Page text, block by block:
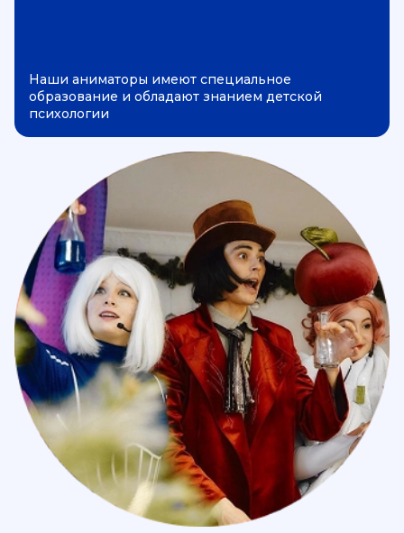
Наши аниматоры имеют специальное
образование и обладают знанием детской
психологии